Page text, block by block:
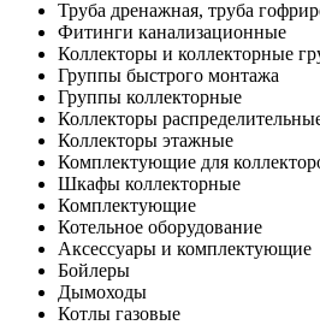
Труба дренажная, труба
Фитинги канализационные
Коллекторы и коллекторные
Группы быстрого монтажа
Группы коллекторные
Коллекторы
Коллекторы этажные
Комплектующие для
Шкафы коллекторные
Комплектующие
Котельное оборудование
Аксессуары и комплектующие
Бойлеры
Дымоходы
Котлы газовые